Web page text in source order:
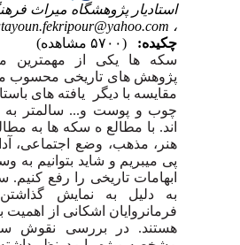
استادیار پژوهشگاه میراث
،
چکیده:
(۵۷۰۰ مشاهده)
سکه ها یکی از مهمترین
پژوهش های تاریخی محسوب
مقایسه با دیگر یافته های
چوب و پوست و... سالمتر
اند. با مطالع ه سکه ها به
هنر، مذهب، وضع اجتماعی،
پی میبریم و شاید بتوانیم به
ابهامات تاریخی را رفع
به دلیل به نمایش
فرمانروایان اشکانی از اهمیت
هستند. در بررسی نقوش